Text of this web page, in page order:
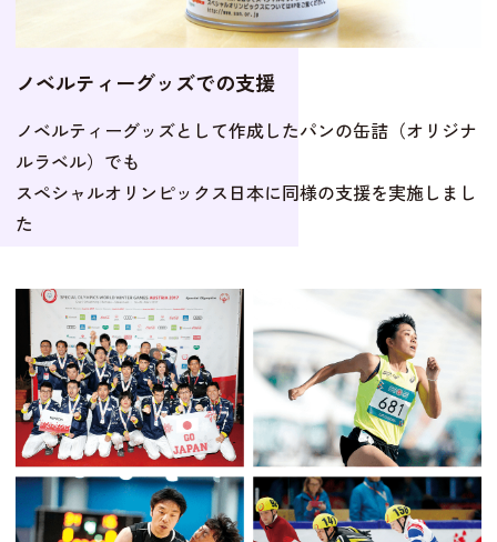
ノベルティーグッズでの支援
ノベルティーグッズとして作成したパンの缶詰（オリジナ
ルラベル）でも
スペシャルオリンピックス日本に同様の支援を実施しまし
た